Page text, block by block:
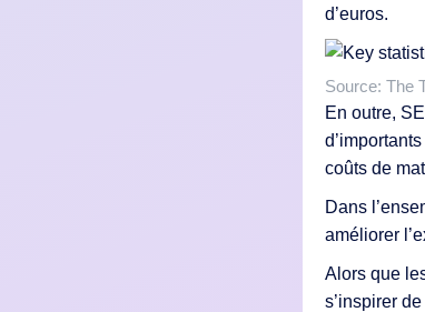
d’euros.
Source: The
En outre,
coûts de
Dans
améliorer
Alors que
s’inspirer